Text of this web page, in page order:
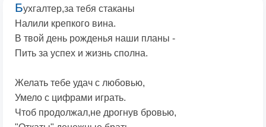
Бухгалтер,за тебя стаканы
Налили крепкого вина.
В твой день рожденья наши планы -
Пить за успех и жизнь сполна.
Желать тебе удач с любовью,
Умело с цифрами играть.
Чтоб продолжал,не дрогнув бровью,